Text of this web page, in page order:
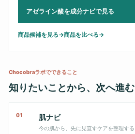
アゼライン酸を成分ナビで見る
商品候補を見る→商品を比べる→
Chocobraラボでできること
知りたいことから、次へ進む
01 肌ナビ
今の肌から、先に見直すケアを整理する